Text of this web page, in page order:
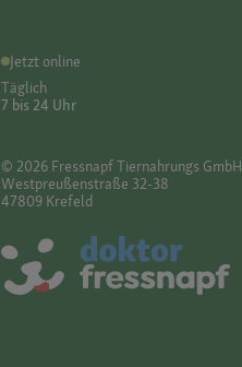
Jetzt online
Täglich
7 bis 24 Uhr
© 2026 Fressnapf Tiernahrungs GmbH
Westpreußenstraße 32-38
47809 Krefeld